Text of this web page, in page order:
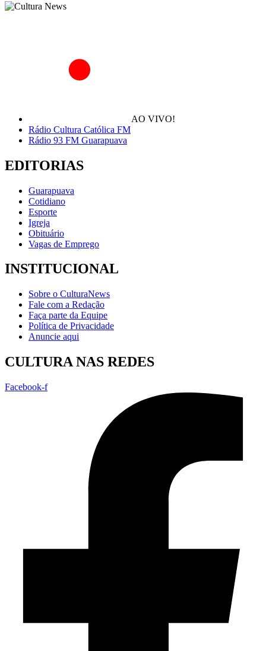
AO VIVO!
Rádio Cultura Católica FM
Rádio 93 FM Guarapuava
EDITORIAS
Guarapuava
Cotidiano
Esporte
Igreja
Obituário
Vagas de Emprego
INSTITUCIONAL
Sobre o CulturaNews
Fale com a Redação
Faça parte da Equipe
Política de Privacidade
Anuncie aqui
CULTURA NAS REDES
Facebook-f